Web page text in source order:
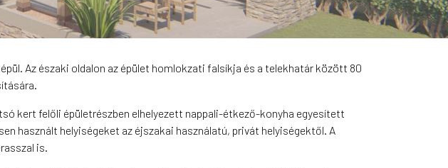
Az északi oldalon az épület homlokzati falsíkja és a telekhatár között 80
kert felőli épületrészben elhelyezett nappali-étkező-konyha egyesített
használt helyiségeket az éjszakai használatú, privát helyiségektől. A
is.